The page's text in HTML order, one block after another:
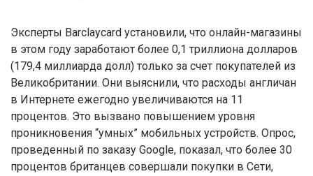
Эксперты Barclaycard установили, что онлайн-магазины
в этом году заработают более 0,1 триллиона долларов
(179,4 миллиарда долл) только за счет покупателей из
Великобритании. Они выяснили, что расходы англичан
в Интернете ежегодно увеличиваются на 11
процентов. Это вызвано повышением уровня
проникновения “умных” мобильных устройств. Опрос,
проведенный по заказу Google, показал, что более 30
процентов британцев совершали покупки в Сети,